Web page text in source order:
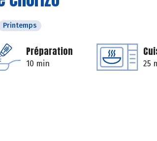
Printemps
Préparation
10 min 25